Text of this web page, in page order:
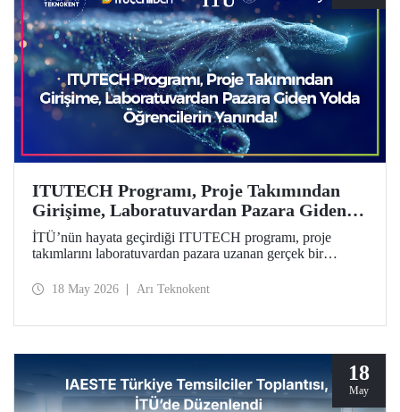
ITUTECH Programı, Proje Takımından
Girişime, Laboratuvardan Pazara Giden
Yolda Öğrencilerin Yanında
İTÜ’nün hayata geçirdiği ITUTECH programı, proje
takımlarını laboratuvardan pazara uzanan gerçek bir
18 May 2026 Arı Teknokent
18
May